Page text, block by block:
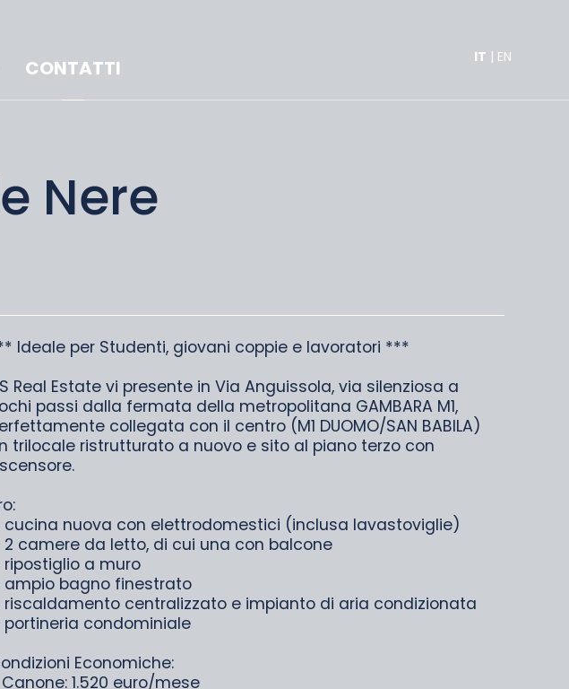
CONTATTI IT | EN
Nere
Ideale per Studenti, giovani coppie e lavoratori ***
Real Estate vi presente in Via Anguissola, via silenziosa a
passi dalla fermata della metropolitana GAMBARA M1,
collegata con il centro (M1 DUOMO/SAN BABILA)
trilocale ristrutturato a nuovo e sito al piano terzo con
cucina nuova con elettrodomestici (inclusa lavastoviglie)
2 camere da letto, di cui una con balcone
ripostiglio a muro
ampio bagno finestrato
riscaldamento centralizzato e impianto di aria condizionata
portineria condominiale
Economiche:
1.520 euro/mese